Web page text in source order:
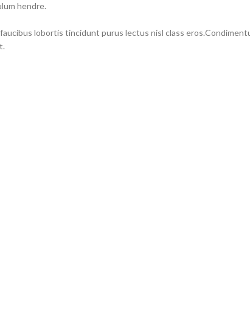
hendre.
lobortis tincidunt purus lectus nisl class